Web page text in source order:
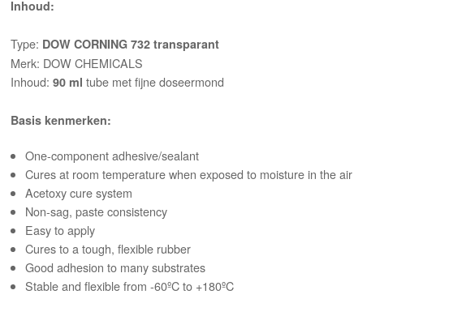
Inhoud:
Type: DOW CORNING 732 transparant
Merk: DOW CHEMICALS
Inhoud:90 ml tube met fijne doseermond
Basis kenmerken:
One-component adhesive/sealant
Cures at room temperature when exposed to moisture in the air
Acetoxy cure system
Non-sag, paste consistency
Easy to apply
Cures to a tough, flexible rubber
Good adhesion to many substrates
Stable and flexible from -60ºC to +180ºC